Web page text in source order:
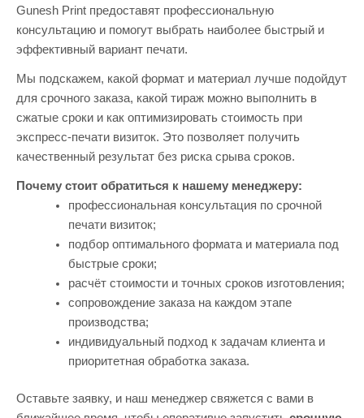
Gunesh Print предоставят профессиональную
консультацию и помогут выбрать наиболее быстрый и
эффективный вариант печати.
Мы подскажем, какой формат и материал лучше подойдут
для срочного заказа, какой тираж можно выполнить в
сжатые сроки и как оптимизировать стоимость при
экспресс-печати визиток. Это позволяет получить
качественный результат без риска срыва сроков.
Почему стоит обратиться к нашему менеджеру:
профессиональная консультация по срочной
печати визиток;
подбор оптимального формата и материала под
быстрые сроки;
расчёт стоимости и точных сроков изготовления;
сопровождение заказа на каждом этапе
производства;
индивидуальный подход к задачам клиента и
приоритетная обработка заказа.
Оставьте заявку, и наш менеджер свяжется с вами в